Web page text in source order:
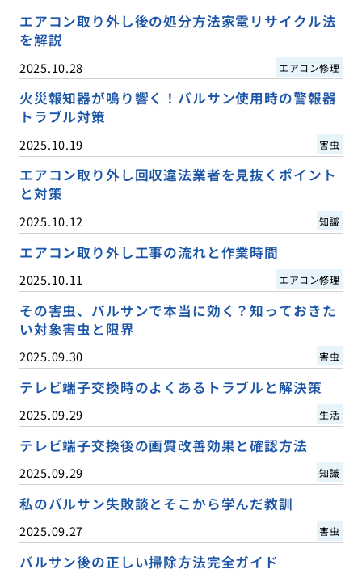
エアコン取り外し後の処分方法家電リサイクル法
を解説
2025.10.28 エアコン修理
火災報知器が鳴り響く！バルサン使用時の警報器
トラブル対策
2025.10.19 害虫
エアコン取り外し回収違法業者を見抜くポイント
と対策
2025.10.12 知識
エアコン取り外し工事の流れと作業時間
2025.10.11 エアコン修理
その害虫、バルサンで本当に効く？知っておきた
い対象害虫と限界
2025.09.30 害虫
テレビ端子交換時のよくあるトラブルと解決策
2025.09.29 生活
テレビ端子交換後の画質改善効果と確認方法
2025.09.29 知識
私のバルサン失敗談とそこから学んだ教訓
2025.09.27 害虫
バルサン後の正しい掃除方法完全ガイド